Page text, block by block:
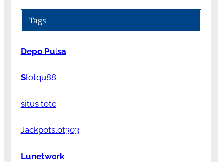
Tags
Depo Pulsa
Slotqu88
situs toto
Jackpotslot303
Lunetwork